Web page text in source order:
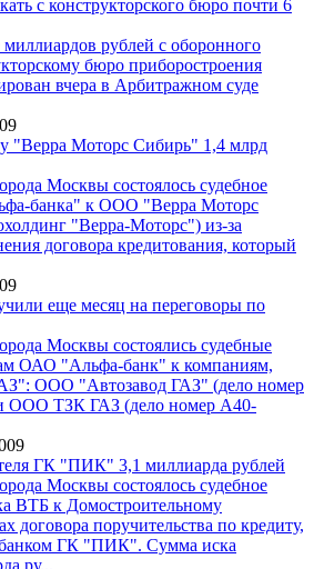
с конструкторского бюро почти 6
рублей с оборонного
бюро приборостроения
вчера в Арбитражном суде
"Верра Моторс Сибирь" 1,4 млрд
Москвы состоялось судебное
банка" к ООО "Верра Моторс
"Верра-Моторс") из-за
договора кредитования, который
еще месяц на переговоры по
Москвы состоялись судебные
ОАО "Альфа-банк" к компаниям,
ООО "Автозавод ГАЗ" (дело номер
ООО ТЗК ГАЗ (дело номер А40-
ГК "ПИК" 3,1 миллиарда рублей
Москвы состоялось судебное
ВТБ к Домостроительному
договора поручительства по кредиту,
ГК "ПИК". Сумма иска